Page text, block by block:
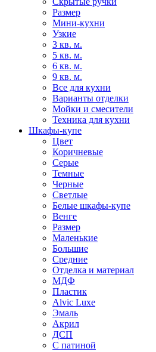
Размер
Мини-кухни
Узкие
3 кв. м.
5 кв. м.
6 кв. м.
9 кв. м.
Все для кухни
Варианты отделки
Мойки и смесители
Техника для кухни
Шкафы-купе
Цвет
Коричневые
Серые
Темные
Черные
Светлые
Белые шкафы-купе
Венге
Размер
Маленькие
Большие
Средние
Отделка и материал
МДФ
Пластик
Alvic Luxe
Эмаль
Акрил
ДСП
С патиной